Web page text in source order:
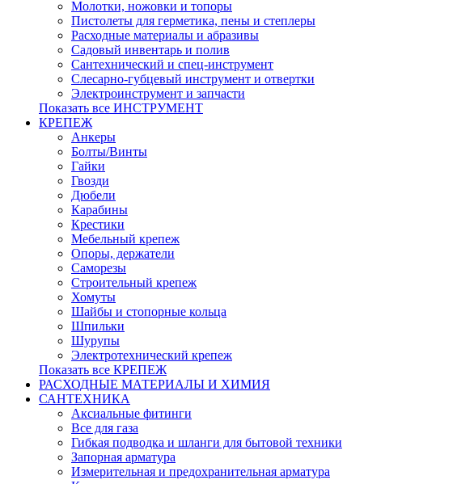
Молотки, ножовки и топоры
Пистолеты для герметика, пены и степлеры
Расходные материалы и абразивы
Садовый инвентарь и полив
Сантехнический и спец-инструмент
Слесарно-губцевый инструмент и отвертки
Электроинструмент и запчасти
Показать все ИНСТРУМЕНТ
КРЕПЕЖ
Анкеры
Болты/Винты
Гайки
Гвозди
Дюбели
Карабины
Крестики
Мебельный крепеж
Опоры, держатели
Саморезы
Строительный крепеж
Хомуты
Шайбы и стопорные кольца
Шпильки
Шурупы
Электротехнический крепеж
Показать все КРЕПЕЖ
РАСХОДНЫЕ МАТЕРИАЛЫ И ХИМИЯ
САНТЕХНИКА
Аксиальные фитинги
Все для газа
Гибкая подводка и шланги для бытовой техники
Запорная арматура
Измерительная и предохранительная арматура